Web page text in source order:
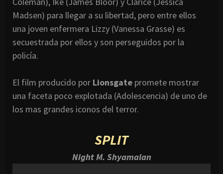
Madsen) para llegar a su libertad, pero entre ellos
una joven enfermera Lizzy (Vanessa Grasse) es
secuestrada por ellos y son perseguidos por la
policía.
El film producido por Lionsgate promete mostrar
una faceta poco explotada (Adolescencia) de uno de
los mas grandes iconos del terror.
SPLIT
Night M. Shyamalan